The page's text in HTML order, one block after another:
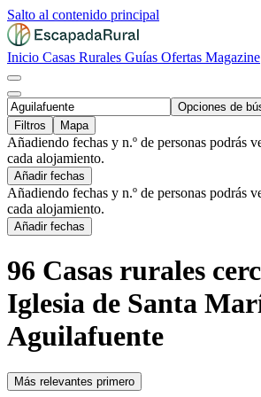
Salto al contenido principal
Inicio Casas Rurales Guías Ofertas Magazine
Opciones de
Filtros
Mapa
Añadiendo fechas y n.º de personas podrás
cada alojamiento.
Añadir fechas
Añadiendo fechas y n.º de personas podrás
cada alojamiento.
Añadir fechas
96 Casas rurales
Iglesia de Santa
Aguilafuente
Más relevantes primero